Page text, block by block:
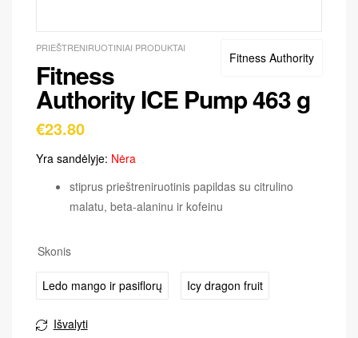
Fitness Authority
PRIEŠTRENIRUOTINIAI PRODUKTAI
Fitness
Authority ICE Pump 463 g
€23.80
Yra sandėlyje: Nėra
stiprus prieštreniruotinis papildas su citrulino
malatu, beta-alaninu ir kofeinu
Skonis
Ledo mango ir pasiflorų Icy dragon fruit
Išvalyti